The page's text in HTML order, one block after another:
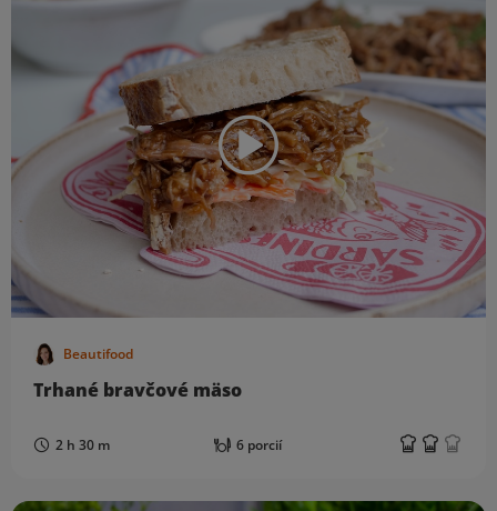
Beautifood
Trhané bravčové mäso
2 h 30 m 6 porcií